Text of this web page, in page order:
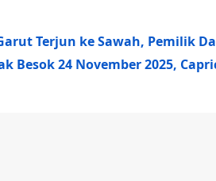
Terjun ke Sawah, Pemilik
Besok 24 November 2025,